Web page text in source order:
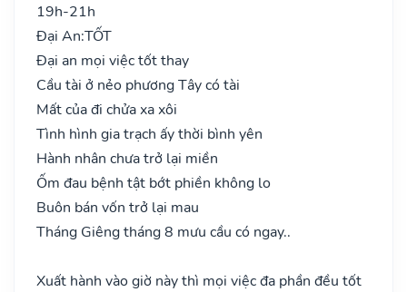
19h-21h
Đại An:TỐT
Đại an mọi việc tốt thay
Cầu tài ở nẻo phương Tây có tài
Mất của đi chửa xa xôi
Tình hình gia trạch ấy thời bình yên
Hành nhân chưa trở lại miền
Ốm đau bệnh tật bớt phiền không lo
Buôn bán vốn trở lại mau
Tháng Giêng tháng 8 mưu cầu có ngay..
Xuất hành vào giờ này thì mọi việc đa phần đều tốt